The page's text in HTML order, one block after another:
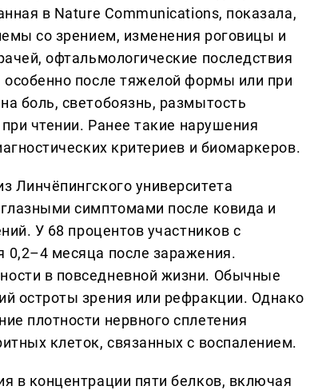
в Nature Communications, показала,
со зрением, изменения роговицы и
офтальмологические последствия
после тяжелой формы или при
боль, светобоязнь, размытость
чтении. Ранее такие нарушения
критериев и биомаркеров.
Линчёпингского университета
симптомами после ковида и
У 68 процентов участников с
0,2–4 месяца после заражения.
в повседневной жизни. Обычные
остроты зрения или рефракции. Однако
плотности нервного сплетения
клеток, связанных с воспалением.
в концентрации пяти белков, включая